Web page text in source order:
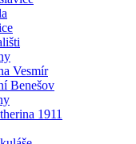
Vesmír
Benešov
1911